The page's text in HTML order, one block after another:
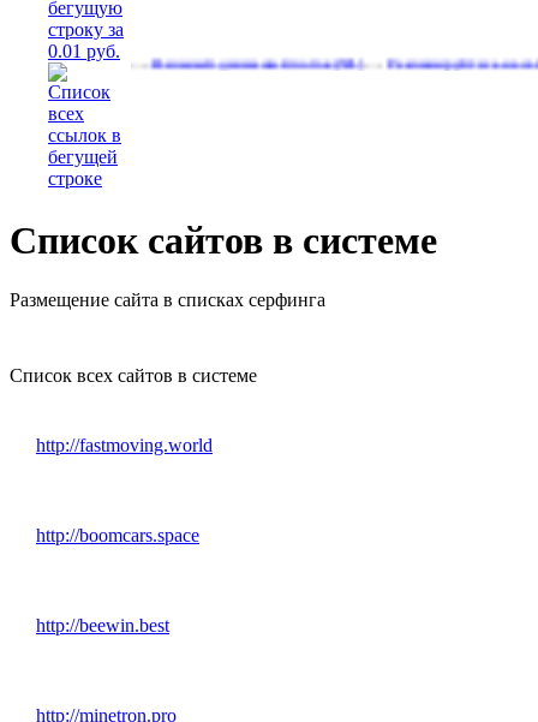
(561)…Реальный денежный поток(591)…Рекламируйтесь на сайте(532)
Список сайтов в системе
Размещение сайта в списках серфинга
Список всех сайтов в системе
http://fastmoving.world
http://boomcars.space
http://beewin.best
http://minetron.pro